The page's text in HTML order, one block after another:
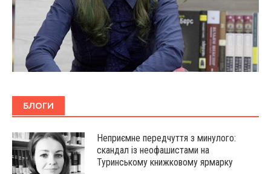
БЛОГИ
Неприємне передчуття з минулого:
скандал із неофашистами на
Туринському книжковому ярмарку